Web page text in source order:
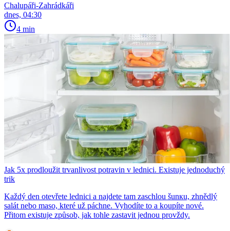
Chalupáři-Zahrádkáři
dnes, 04:30
4 min
Jak 5x prodloužit trvanlivost potravin v lednici. Existuje jednoduchý
trik
Každý den otevřete lednici a najdete tam zaschlou šunкu, zhnědlý
salát nebo maso, které už páchne. Vyhodíte to a koupíte nové.
Přitom existuje způsob, jak tohle zastavit jednou provždy.